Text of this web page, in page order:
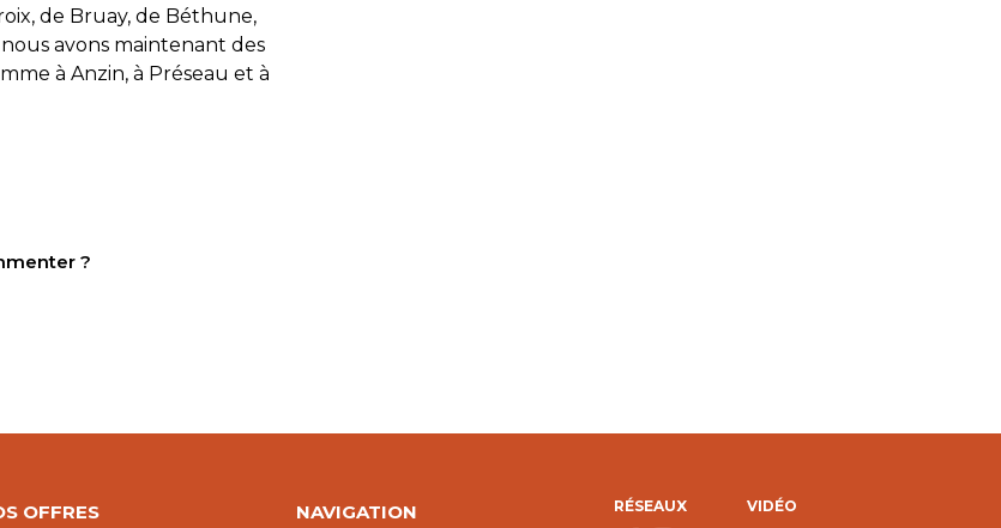
de Bruay, de Béthune,
avons maintenant des
à Anzin, à Préseau et à
?
OFFRES
NAVIGATION
RÉSEAUX VIDÉO